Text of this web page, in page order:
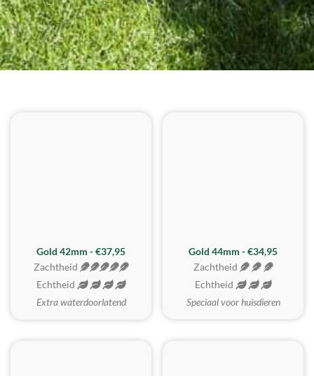
ZACHTSTE
Gold 42mm - €37,95
Zachtheid
Echtheid
Extra waterdoorlatend
Gold 44mm - €34,95
Zachtheid
Echtheid
Speciaal voor huisdieren